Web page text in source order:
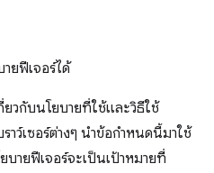
ยฟีเจอร์ได้
วกับนโยบายที่ใช้และวิธีใช้
าว์เซอร์ต่างๆ นำข้อกำหนดนี้มาใช้
ายฟีเจอร์จะเป็นเป้าหมายที่